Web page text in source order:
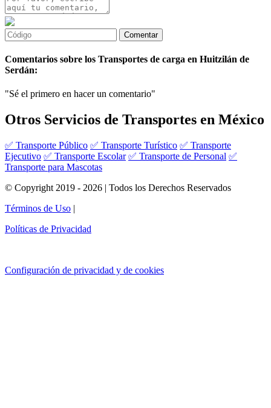
Comentarios sobre los Transportes de carga en Huitzilán de
Serdán:
"Sé el primero en hacer un comentario"
Otros Servicios de Transportes en México
✅ Transporte Público ✅ Transporte Turístico ✅ Transporte
Ejecutivo ✅ Transporte Escolar ✅ Transporte de Personal ✅
Transporte para Mascotas
© Copyright 2019 - 2026 | Todos los Derechos Reservados
Términos de Uso |
Políticas de Privacidad
Configuración de privacidad y de cookies